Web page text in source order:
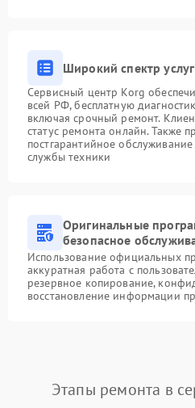
Широкий спектр услуг
Сервисный центр Korg
всей РФ, бесплатную
включая срочный ремонт.
статус ремонта онлайн. Также
постгарантийное
службы техники
Оригинальные
безопасное
Использование официальных
аккуратная работа с
резервное копирование,
восстановление информации
Этапы ремонта в